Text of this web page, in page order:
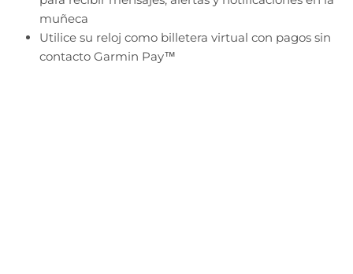
muñeca
Utilice su reloj como billetera virtual con pagos sin
contacto Garmin Pay™